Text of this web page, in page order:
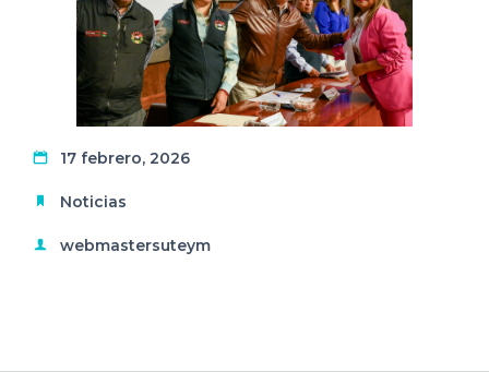
17 febrero, 2026
Noticias
webmastersuteym